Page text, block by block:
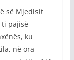
së Mjedisit
pajisë
ku
në ora